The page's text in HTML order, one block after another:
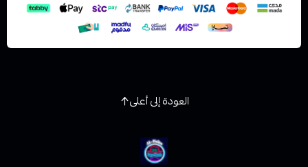
العودة إلى أعلى